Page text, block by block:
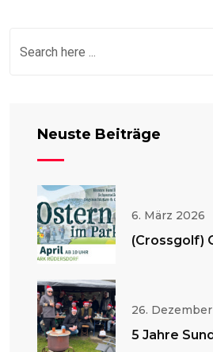
Neuste Beiträge
6. März 2026
(Crossgolf)
26.
5 Jahre